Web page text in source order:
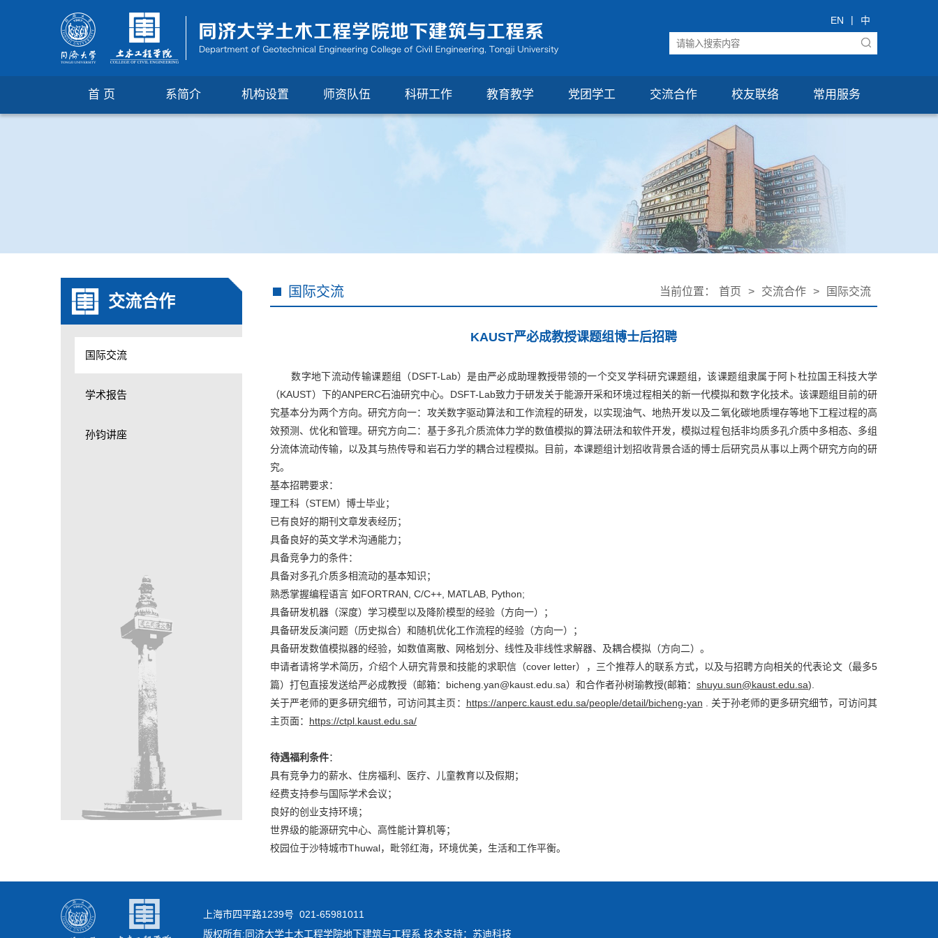
EN | 中
首 页 系简介 机构设置 师资队伍 科研工作 教育教学 党团学工 交流合作 校友联络 常用服务
交流合作
国际交流
学术报告
孙钧讲座
国际交流 当前位置： 首页 > 交流合作 > 国际交流
KAUST严必成教授课题组博士后招聘
数字地下流动传输课题组（DSFT-Lab）是由严必成助理教授带领的一个交叉学科研究课题组，该课题组隶属于阿卜杜拉国王科技大学
（KAUST）下的ANPERC石油研究中心。DSFT-Lab致力于研发关于能源开采和环境过程相关的新一代模拟和数字化技术。该课题组目前的研
究基本分为两个方向。研究方向一：攻关数字驱动算法和工作流程的研发，以实现油气、地热开发以及二氧化碳地质埋存等地下工程过程的高
效预测、优化和管理。研究方向二：基于多孔介质流体力学的数值模拟的算法研法和软件开发，模拟过程包括非均质多孔介质中多相态、多组
分流体流动传输，以及其与热传导和岩石力学的耦合过程模拟。目前，本课题组计划招收背景合适的博士后研究员从事以上两个研究方向的研
究。
基本招聘要求：
理工科（STEM）博士毕业；
已有良好的期刊文章发表经历；
具备良好的英文学术沟通能力；
具备竞争力的条件：
具备对多孔介质多相流动的基本知识；
熟悉掌握编程语言 如FORTRAN, C/C++, MATLAB, Python;
具备研发机器（深度）学习模型以及降阶模型的经验（方向一）；
具备研发反演问题（历史拟合）和随机优化工作流程的经验（方向一）；
具备研发数值模拟器的经验，如数值离散、网格划分、线性及非线性求解器、及耦合模拟（方向二）。
申请者请将学术简历，介绍个人研究背景和技能的求职信（cover letter），三个推荐人的联系方式，以及与招聘方向相关的代表论文（最多5
篇）打包直接发送给严必成教授（邮箱：bicheng.yan@kaust.edu.sa）和合作者孙树瑜教授(邮箱： shuyu.sun@kaust.edu.sa).
关于严老师的更多研究细节，可访问其主页： https://anperc.kaust.edu.sa/people/detail/bicheng-yan . 关于孙老师的更多研究细节，可访问其
主页面： https://ctpl.kaust.edu.sa/
待遇福利条件：
具有竞争力的薪水、住房福利、医疗、儿童教育以及假期；
经费支持参与国际学术会议；
良好的创业支持环境；
世界级的能源研究中心、高性能计算机等；
校园位于沙特城市Thuwal，毗邻红海，环境优美，生活和工作平衡。
上海市四平路1239号 021-65981011
版权所有:同济大学土木工程学院地下建筑与工程系 技术支持：苏迪科技